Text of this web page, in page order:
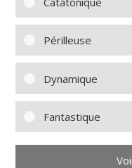
Périlleuse
Dynamique
Fantastique